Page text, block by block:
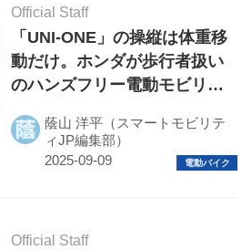
Official Staff
「UNI-ONE」の操縦は体重移
動だけ。ホンダが歩行者扱い
のハンズフリー電動モビリテ
蔭山 洋平（スマートモビリテ
ィJP編集部）
Official Staff